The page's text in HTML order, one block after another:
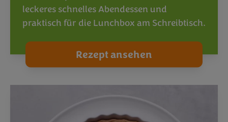
leckeres schnelles Abendessen und
praktisch für die Lunchbox am Schreibtisch.
Rezept ansehen